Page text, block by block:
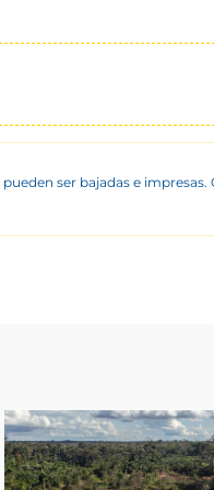
ser bajadas e